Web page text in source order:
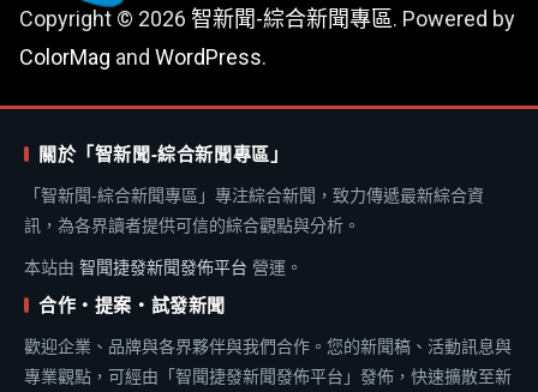
Copyright © 2026 智新聞-綜合新聞專區. Powered by
ColorMag and WordPress.
關於「智新聞-綜合新聞專區」
「智新聞-綜合新聞專區」專注綜合新聞，致力傳遞最新綜合資
訊，為各界讀者提供可信的綜合觀點與分析。
本站由 智聞捷發新聞發佈平台 營運。
合作・提案・試發新聞
歡迎企業、品牌與各界夥伴與我們合作。您的新聞稿、活動訊息與
專業觀點，可經由「智聞捷發新聞發佈平台」發佈，快速擴散至新